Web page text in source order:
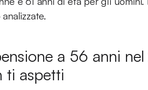
a 56 anni
ti aspetti